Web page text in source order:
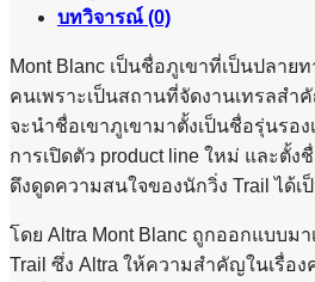
บทวิจารณ์ (0)
Mont Blanc เป็นชื่อภูเขาที่เป็นปลาย
คนเพราะเป็นสถานที่จัดงานเทรลสำ
จะนำชื่อเขาภูเขามาตั้งเป็นชื่อรุ่นรอ
การเปิดตัว product line ใหม่ และตั้ง
ดึงดูดความสนใจของนักวิ่ง Trail ได้เ
โดย Altra Mont Blanc ถูกออกแบบมา
Trail ซึ่ง Altra ให้ความสำคัญในเรื่อ